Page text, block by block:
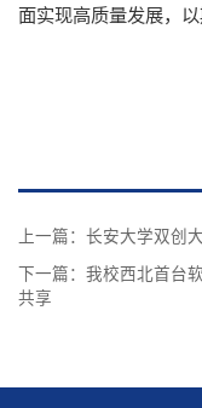
面实现高质量发展，
上一篇： 长安大学双创
下一篇： 我校西北首台
共享